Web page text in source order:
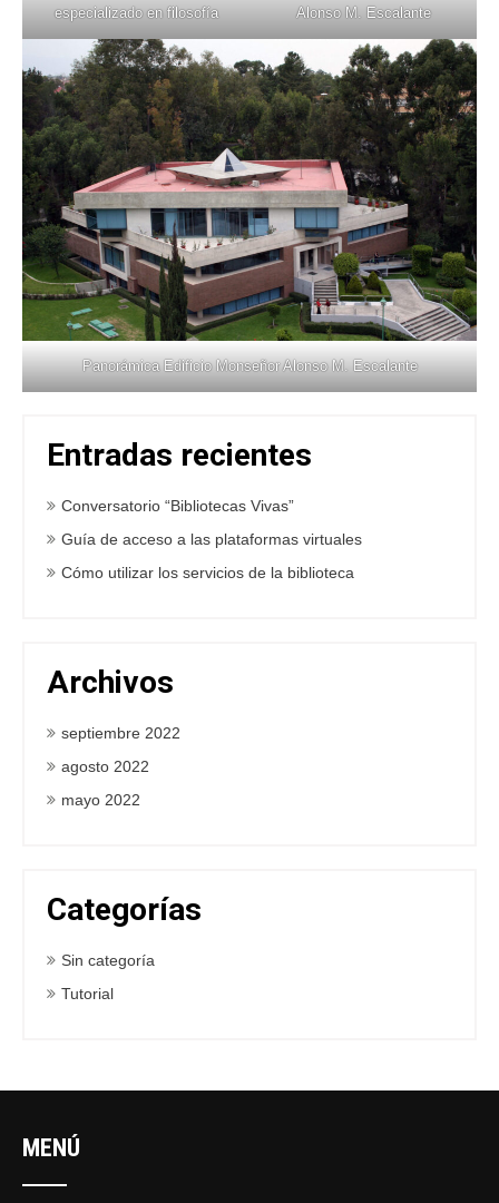
especializado en filosofía
Alonso M. Escalante
Panorámica Edificio Monseñor Alonso M. Escalante
Entradas recientes
Conversatorio “Bibliotecas Vivas”
Guía de acceso a las plataformas virtuales
Cómo utilizar los servicios de la biblioteca
Archivos
septiembre 2022
agosto 2022
mayo 2022
Categorías
Sin categoría
Tutorial
MENÚ